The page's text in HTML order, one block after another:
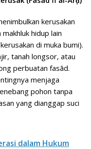
kerusakan
hidup lain
di muka bumi).
tanah longsor, atau
perbuatan fasād.
pohon tanpa
yang dianggap suci
dalam Hukum